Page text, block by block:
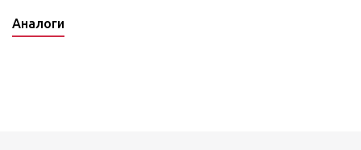
Аналоги